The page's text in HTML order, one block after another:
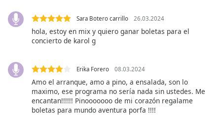
Text
Sara Botero carrillo 26.03.2024
hola, estoy en mix y quiero ganar boletas para el
concierto de karol g
Erika Forero 08.03.2024
Amo el arranque, amo a pino, a ensalada, son lo
maximo, ese programa no sería nada sin ustedes. Me
encantan!!!!!! Pinooooooo de mi corazón regalame
boletas para mundo aventura porfa !!!!